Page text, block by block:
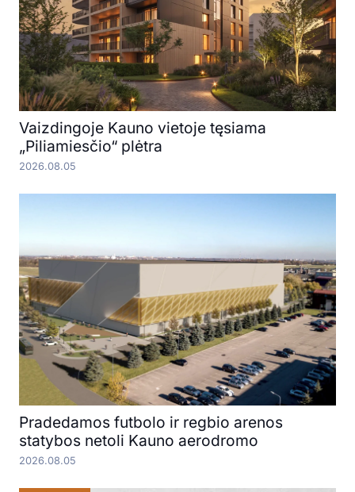
Vaizdingoje Kauno vietoje tęsiama
„Piliamiesčio“ plėtra
2026.08.05
Pradedamos futbolo ir regbio arenos
statybos netoli Kauno aerodromo
2026.08.05